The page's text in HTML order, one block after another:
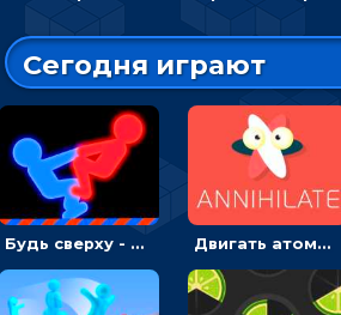
Сегодня играют
Будь сверху - борись с другом и выигрывай Двигать атомы, чтобы соединить – головоломка